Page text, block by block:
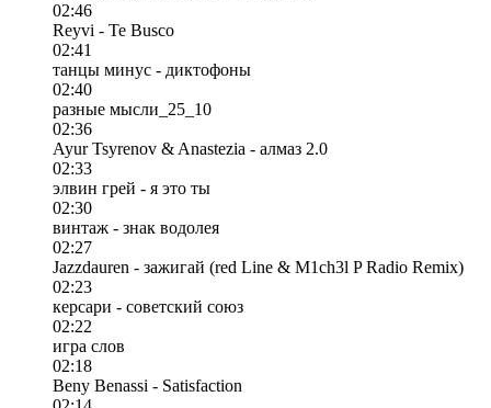
02:46
Reyvi - Te Busco
02:41
танцы минус - диктофоны
02:40
разные мысли_25_10
02:36
Ayur Tsyrenov & Anastezia - алмаз 2.0
02:33
элвин грей - я это ты
02:30
винтаж - знак водолея
02:27
Jazzdauren - зажигай (red Line & M1ch3l P Radio Remix)
02:23
керсари - советский союз
02:22
игра слов
02:18
Beny Benassi - Satisfaction